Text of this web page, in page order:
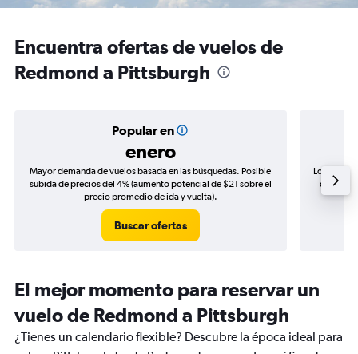
Encuentra ofertas de vuelos de
Redmond a Pittsburgh
Popular en
enero
Mayor demanda de vuelos basada en las búsquedas. Posible
subida de precios del 4% (aumento potencial de $21 sobre el
precio promedio de ida y vuelta).
Buscar ofertas
Los
de
El mejor momento para reservar un
vuelo de Redmond a Pittsburgh
¿Tienes un calendario flexible? Descubre la época ideal para